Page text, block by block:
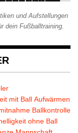
und Aufstellungen
dein Fußballtraining.
mit Ball Aufwärmen
Ballkontrolle
ohne Ball